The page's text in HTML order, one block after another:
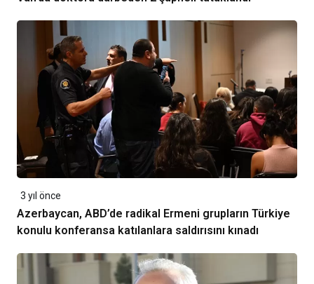
3 yıl önce
Azerbaycan, ABD’de radikal Ermeni grupların Türkiye
konulu konferansa katılanlara saldırısını kınadı